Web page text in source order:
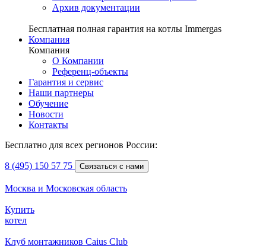
Архив документации
Бесплатная полная гарантия на котлы Immergas
Компания
Компания
О Компании
Референц-объекты
Гарантия и сервис
Наши партнеры
Обучение
Новости
Контакты
Бесплатно для всех регионов России:
8 (495) 150 57 75 Связаться с нами
Москва и Московская область
Купить
котел
Клуб монтажников Caius Club